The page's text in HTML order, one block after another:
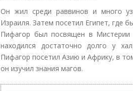
Он жил среди раввинов и много
Израиля. Затем посетил Египет, где
Пифагор был посвящен в Мистерии
находился достаточно долго у
Пифагор посетил Азию и Африку, в
он изучил знания магов.